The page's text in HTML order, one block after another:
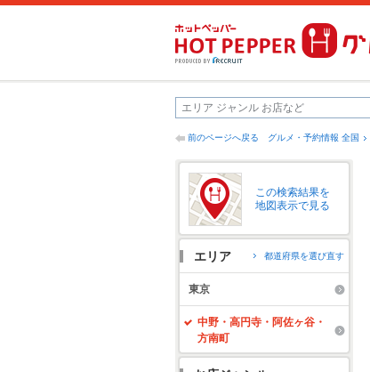
前のページへ戻る グルメ・予約情報 全国
この検索結果を
地図表示で見る
エリア 都道府県を選び直す
東京
中野・高円寺・阿佐ヶ谷・
方南町